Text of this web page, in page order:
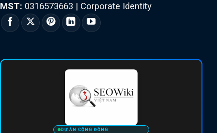
MST: 0316573663 | Corporate Identity
DỰ ÁN CỘNG ĐỒNG